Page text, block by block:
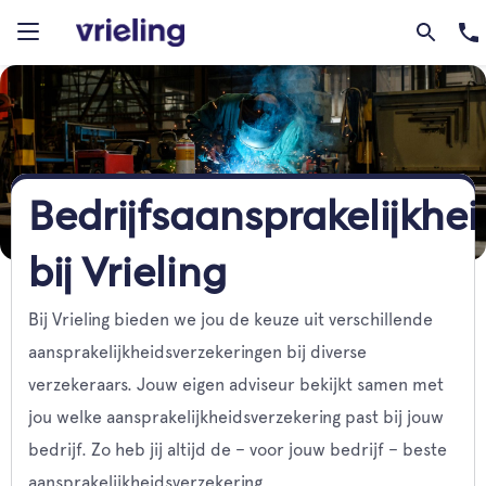
bij Vrieling
Bij Vrieling bieden we jou de keuze uit verschillende
aansprakelijkheidsverzekeringen bij diverse
verzekeraars. Jouw eigen adviseur bekijkt samen met
jou welke aansprakelijkheidsverzekering past bij jouw
bedrijf. Zo heb jij altijd de – voor jouw bedrijf – beste